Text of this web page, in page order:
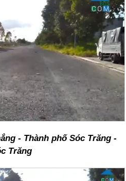
- Thành phố Sóc Trăng -
Trăng